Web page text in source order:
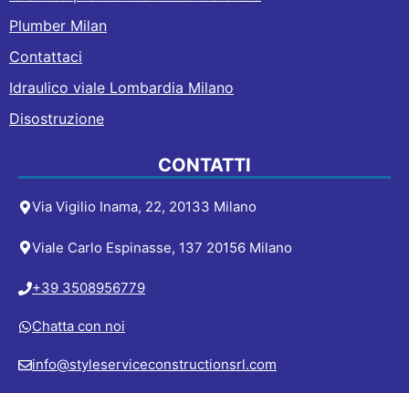
Plumber Milan
Contattaci
Idraulico viale Lombardia Milano
Disostruzione
CONTATTI
Via Vigilio Inama, 22, 20133 Milano
Viale Carlo Espinasse, 137 20156 Milano
+39 3508956779
Chatta con noi
info@styleserviceconstructionsrl.com